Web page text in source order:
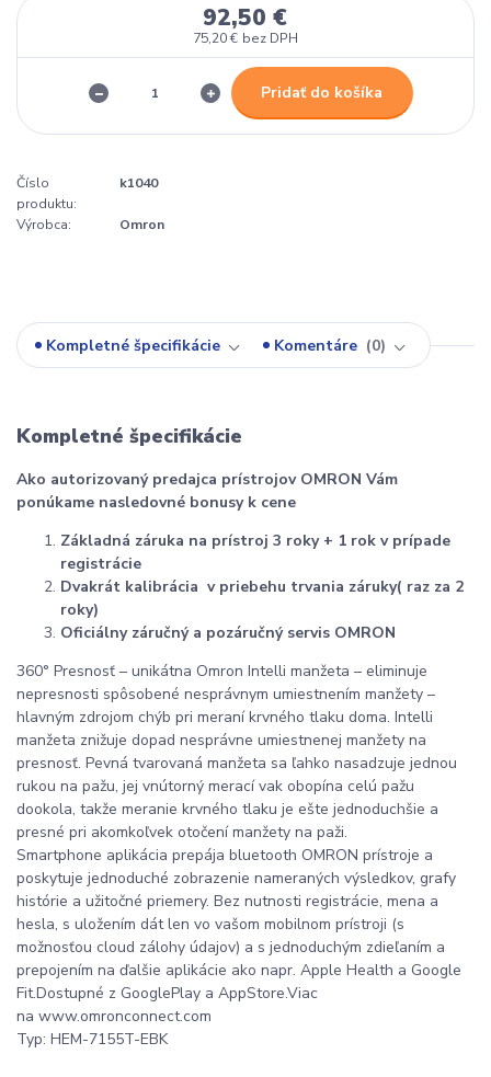
92,50 €
75,20 € bez DPH
Pridať do košíka
Číslo
produktu:
k1040
Výrobca: Omron
Kompletné špecifikácie Komentáre 0
Kompletné špecifikácie
Ako autorizovaný predajca prístrojov OMRON Vám
ponúkame nasledovné bonusy k cene
Základná záruka na prístroj 3 roky + 1 rok v prípade
registrácie
Dvakrát kalibrácia v priebehu trvania záruky( raz za 2
roky)
Oficiálny záručný a pozáručný servis OMRON
360° Presnosť – unikátna Omron Intelli manžeta – eliminuje
nepresnosti spôsobené nesprávnym umiestnením manžety –
hlavným zdrojom chýb pri meraní krvného tlaku doma. Intelli
manžeta znižuje dopad nesprávne umiestnenej manžety na
presnosť. Pevná tvarovaná manžeta sa ľahko nasadzuje jednou
rukou na pažu, jej vnútorný merací vak obopína celú pažu
dookola, takže meranie krvného tlaku je ešte jednoduchšie a
presné pri akomkoľvek otočení manžety na paži.
Smartphone aplikácia prepája bluetooth OMRON prístroje a
poskytuje jednoduché zobrazenie nameraných výsledkov, grafy
histórie a užitočné priemery. Bez nutnosti registrácie, mena a
hesla, s uložením dát len vo vašom mobilnom prístroji (s
možnosťou cloud zálohy údajov) a s jednoduchým zdieľaním a
prepojením na ďalšie aplikácie ako napr. Apple Health a Google
Fit.Dostupné z GooglePlay a AppStore.Viac
na www.omronconnect.com
Typ: HEM-7155T-EBK